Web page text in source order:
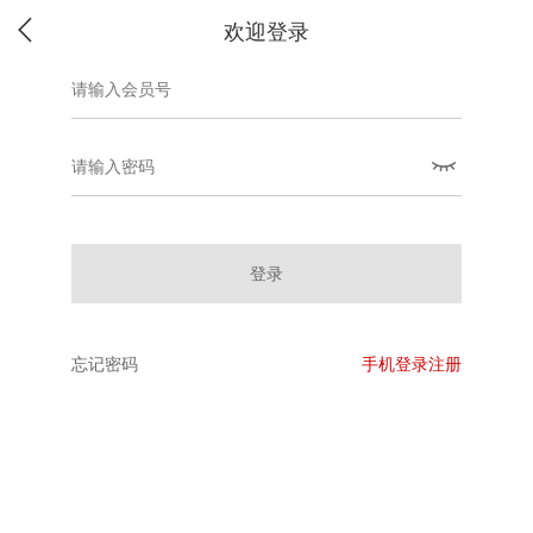
欢迎登录
登录
忘记密码 手机登录注册